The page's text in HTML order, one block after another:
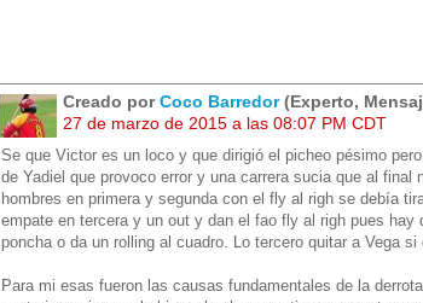
Creado porCoco Barredor(Experto,
27 de marzo de 2015 a las 08:07 PM CDT
Se que Victor es un loco y que dirigió el picheo pésimo
de Yadiel que provoco error y una carrera sucia que al
hombres en primera y segunda con el fly al righ se debía
empate en tercera y un out y dan el fao fly al righ pues
poncha o da un rolling al cuadro. Lo tercero quitar a Vega
Para mi esas fueron las causas fundamentales de la